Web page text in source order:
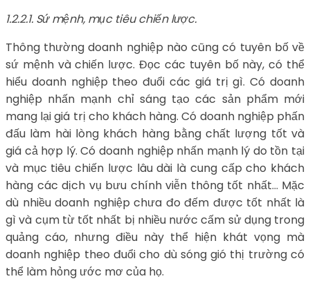
1.2.2.1. Sứ mệnh, mục tiêu chiến lược.
Thông thường doanh nghiệp nào cũng có tuyên bố về
sứ mệnh và chiến lược. Đọc các tuyên bố này, có thể
hiểu doanh nghiệp theo đuổi các giá trị gì. Có doanh
nghiệp nhấn mạnh chỉ sáng tạo các sản phẩm mới
mang lại giá trị cho khách hàng. Có doanh nghiệp phấn
đấu làm hài lòng khách hàng bằng chất lượng tốt và
giá cả hợp lý. Có doanh nghiệp nhấn mạnh lý do tồn tại
và mục tiêu chiến lược lâu dài là cung cấp cho khách
hàng các dịch vụ bưu chính viễn thông tốt nhất… Mặc
dù nhiều doanh nghiệp chưa đo đếm được tốt nhất là
gì và cụm từ tốt nhất bị nhiều nước cấm sử dụng trong
quảng cáo, nhưng điều này thể hiện khát vọng mà
doanh nghiệp theo đuổi cho dù sóng gió thị trường có
thể làm hỏng ước mơ của họ.